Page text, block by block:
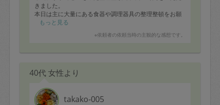
きました。
本日は主に大量にある食器や調理器具の整理整頓をお願
いしました。
つ一つを大切に、新しい住所ができたイメージで配置し
こちらもゆっくりと持ち物と向き合え、とても元気がで
他の部屋もぜひまたお願いしたいと思います。
もっと見る
※依頼者の依頼当時の主観的な感想です。
40代 女性より
takako-005